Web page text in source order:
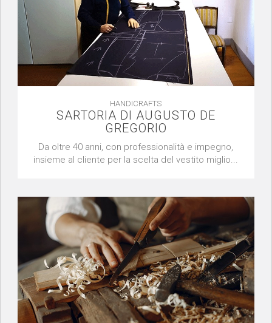
HANDICRAFTS
SARTORIA DI AUGUSTO DE
GREGORIO
Da oltre 40 anni, con professionalità e impegno,
insieme al cliente per la scelta del vestito miglio...